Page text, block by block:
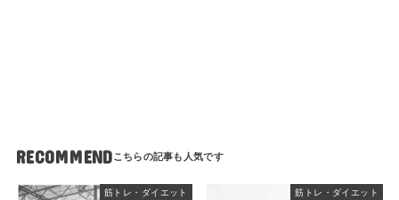
RECOMMEND
筋トレ・ダイエット 筋トレ・ダイエット